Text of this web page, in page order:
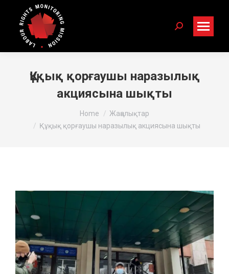
Search:
Құқық қорғаушы наразылық
акциясына шықты
Home
Жаңалықтар
Құқық қорғаушы наразылық акциясына шықты